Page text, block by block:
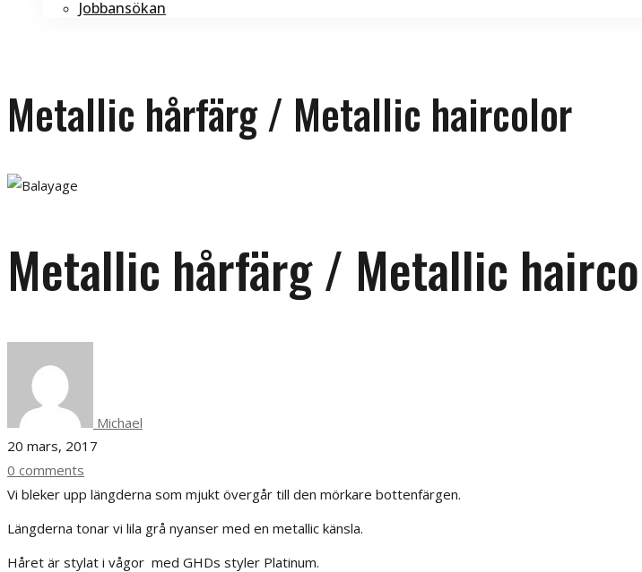
Jobbansökan
Metallic hårfärg / Metallic haircolor
Metallic hårfärg / Metallic
Michael
20 mars, 2017
0 comments
Vi bleker upp längderna som mjukt övergår till den mörkare bottenfärgen.
Längderna tonar vi lila grå nyanser med en metallic känsla.
Håret är stylat i vågor med GHDs styler Platinum.